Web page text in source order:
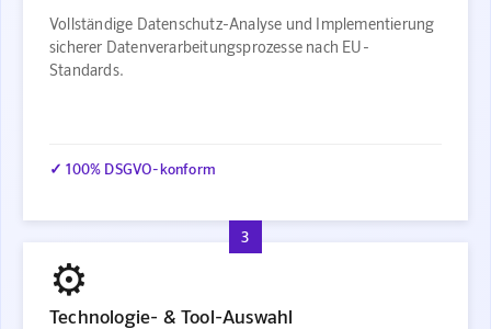
Vollständige Datenschutz-Analyse und Implementierung
sicherer Datenverarbeitungsprozesse nach EU-
Standards.
✓ 100% DSGVO-konform
3
⚙️
Technologie- & Tool-Auswahl